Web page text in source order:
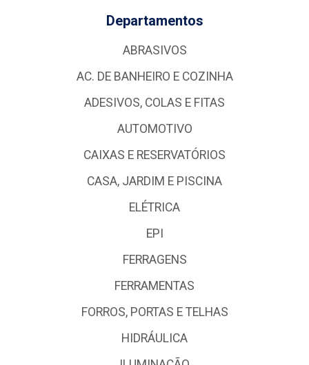
Departamentos
ABRASIVOS
AC. DE BANHEIRO E COZINHA
ADESIVOS, COLAS E FITAS
AUTOMOTIVO
CAIXAS E RESERVATÓRIOS
CASA, JARDIM E PISCINA
ELÉTRICA
EPI
FERRAGENS
FERRAMENTAS
FORROS, PORTAS E TELHAS
HIDRÁULICA